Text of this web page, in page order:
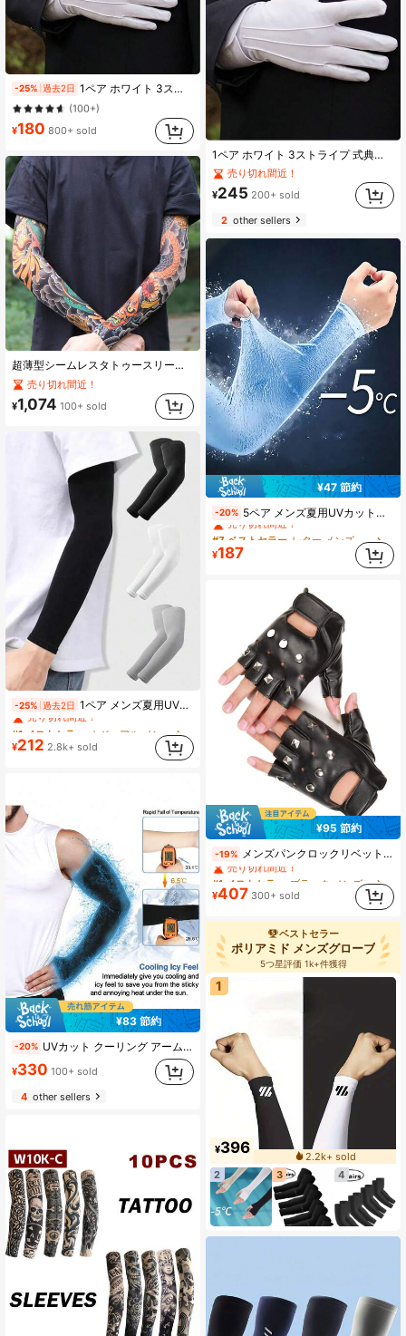
-25% 過去2日 1ペア ホワイト 3ストライプ フォーマル手袋、厚手 滑り止め ドライバー手袋、吸汗 通気性 式典用ホワイト手袋、パレード手袋、警備員 勤務手袋、パーティーコスチューム手袋 秋
#3 ベストセラー
プレーン メンズグローブ
(100+)
#3 ベストセラー
(100+)
#3 ベストセラー
(100+)
プレーン メンズグローブ
(100+)
¥180 800+ sold
超薄型シームレスタトゥースリーブアームカバー 男女兼用、クールな旅行&サイクリング用 伸縮性 傷つきにくい 日よけアームスリーブ
売り切れ間近！
¥1,074 100+ sold
-25% 過去2日 1ペア メンズ夏用UVカット アームスリーブ、ルーズ オーバーサイズ UVプロテクション アームウォーマー、フェスティバル
#1 ベストセラー
売り切れ間近！
#1 ベストセラー
売り切れ間近！
#1 ベストセラー
売り切れ間近！
カジュアル メンズグローブ
¥212 2.8k+ sold
¥83 節約
-20% UVカット クーリング アームスリーブ 4枚/1ペア ユニセックス 夏用 屋外日よけ アームカバー サムホール付き メンズギフト
¥330 100+ sold
4other sellers
1ペア ホワイト 3ストライプ 式典用手袋、通気性 吸汗 パレード手袋、交通警備員 duty手袋、パーティーコスチューム手袋
売り切れ間近！
¥245 200+ sold
2other sellers
¥47 節約
-20% 5ペア メンズ夏用UVカットアームカバー、超薄型通気性クールで快適、アウトドアスポーツ、サイクリング、ランニング、旅行に適しています
#7 ベストセラー
レター メンズグローブ
売り切れ間近！
#7 ベストセラー
売り切れ間近！
#7 ベストセラー
売り切れ間近！
レター メンズグローブ
¥187
¥95 節約
-19% メンズパンクロックリベット付き指なし手袋、ステージパフォーマンス バイカーグローブ ハロウィン
#1 ベストセラー
ブラック メンズグローブ
売り切れ間近！
(100+)
#1 ベストセラー
売り切れ間近！
#1 ベストセラー
売り切れ間近！
ブラック メンズグローブ
売り切れ間近！
(100+)
¥407 300+ sold
ベストセラー
ポリアミド メンズグローブ
5つ星評価 1k+件獲得
1
¥396
2.2k+ sold
2
3 4